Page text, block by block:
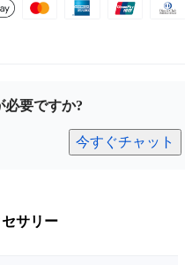
必要ですか?
今すぐチャット
サリー